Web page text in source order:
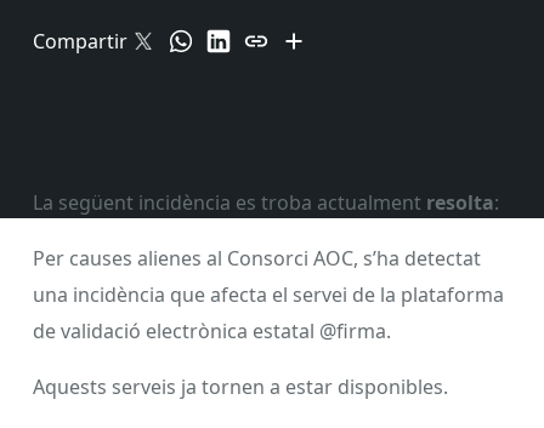
Compartir
La següent incidència es troba actualment resolta:
Per causes alienes al Consorci AOC, s’ha detectat
una incidència que afecta el servei de la plataforma
de validació electrònica estatal @firma.
Aquests serveis ja tornen a estar disponibles.